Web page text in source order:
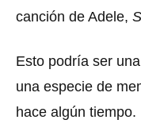
canción de Adele,
Esto podría ser
una especie de
hace algún tiempo.